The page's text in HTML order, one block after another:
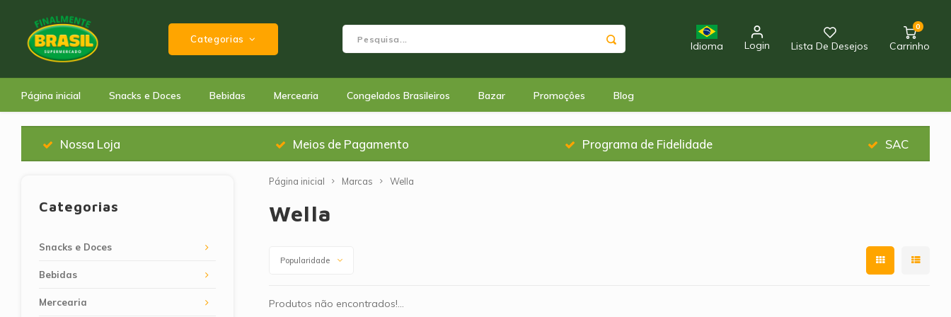
Categorias
Idioma Login Lista De Desejos
0
Carrinho
Página inicial Snacks e Doces Bebidas Mercearia Congelados Brasileiros Bazar Promoçôes Blog
Nossa Loja Meios de Pagamento Programa de Fidelidade SAC
Categorias
Snacks e Doces
Bebidas
Mercearia
Página inicial Marcas Wella
Wella
Popularidade
Produtos não encontrados!...